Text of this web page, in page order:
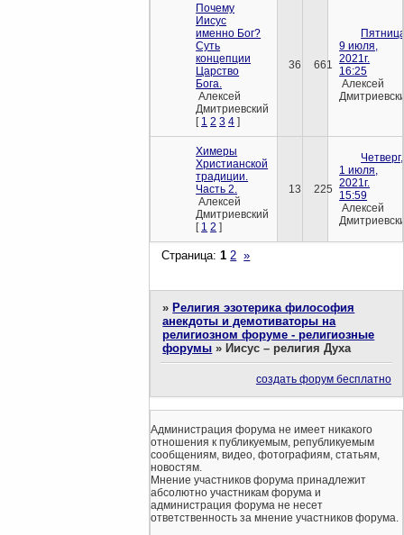
Почему
Иисус
именно Бог?
Суть
концепции
Царство
Бога.
Алексей
Дмитриевский
[ 1 2 3 4 ]
36 661
9 июля,
2021г.
16:25
Алексей
Химеры
Христианской
традиции.
Часть 2.
Алексей
Дмитриевский
[ 1 2 ]
13 225
Четверг,
1 июля,
2021г.
15:59
Алексей
Страница:1 2 »
»Религия эзотерика философия
анекдоты и демотиваторы на
религиозном форуме - религиозные
форумы »Иисус – религия Духа
создать форум бесплатно
Администрация форума не имеет никакого
отношения к публикуемым, републикуемым
сообщениям, видео, фотографиям, статьям,
новостям.
Мнение участников форума принадлежит
абсолютно участникам форума и
администрация форума не несет
ответственность за мнение участников форума.